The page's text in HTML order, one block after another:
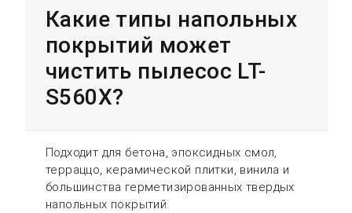
Какие типы напольных
покрытий может
чистить пылесос LT-
S560X?
Подходит для бетона, эпоксидных смол,
терраццо, керамической плитки, винила и
большинства герметизированных твердых
напольных покрытий.